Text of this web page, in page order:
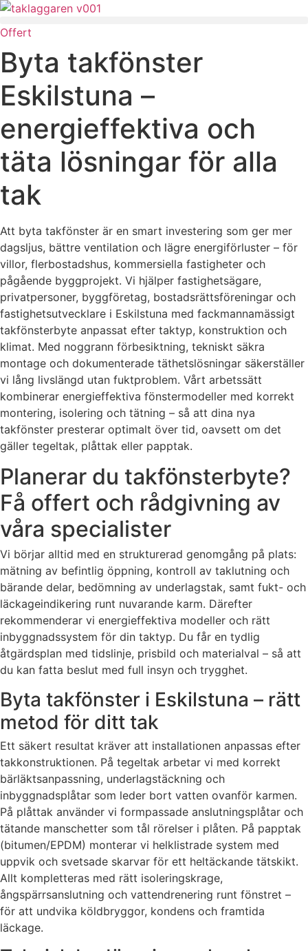
Skip
content
Offert
Byta takfönster
Eskilstuna –
energieffektiva och
täta lösningar för alla
tak
Att byta takfönster är en smart investering som ger mer
dagsljus, bättre ventilation och lägre energiförluster – för
villor, flerbostadshus, kommersiella fastigheter och
pågående byggprojekt. Vi hjälper fastighetsägare,
privatpersoner, byggföretag, bostadsrättsföreningar och
fastighetsutvecklare i Eskilstuna med fackmannamässigt
takfönsterbyte anpassat efter taktyp, konstruktion och
klimat. Med noggrann förbesiktning, tekniskt säkra
montage och dokumenterade täthetslösningar säkerställer
vi lång livslängd utan fuktproblem. Vårt arbetssätt
kombinerar energieffektiva fönstermodeller med korrekt
montering, isolering och tätning – så att dina nya
takfönster presterar optimalt över tid, oavsett om det
gäller tegeltak, plåttak eller papptak.
Planerar du takfönsterbyte?
Få offert och rådgivning av
våra specialister
Vi börjar alltid med en strukturerad genomgång på plats:
mätning av befintlig öppning, kontroll av taklutning och
bärande delar, bedömning av underlagstak, samt fukt- och
läckageindikering runt nuvarande karm. Därefter
rekommenderar vi energieffektiva modeller och rätt
inbyggnadssystem för din taktyp. Du får en tydlig
åtgärdsplan med tidslinje, prisbild och materialval – så att
du kan fatta beslut med full insyn och trygghet.
Byta takfönster i Eskilstuna – rätt
metod för ditt tak
Ett säkert resultat kräver att installationen anpassas efter
takkonstruktionen. På tegeltak arbetar vi med korrekt
bärläktsanpassning, underlagstäckning och
inbyggnadsplåtar som leder bort vatten ovanför karmen.
På plåttak använder vi formpassade anslutningsplåtar och
tätande manschetter som tål rörelser i plåten. På papptak
(bitumen/EPDM) monterar vi helklistrade system med
uppvik och svetsade skarvar för ett heltäckande tätskikt.
Allt kompletteras med rätt isoleringskrage,
ångspärrsanslutning och vattendrenering runt fönstret –
för att undvika köldbryggor, kondens och framtida
läckage.